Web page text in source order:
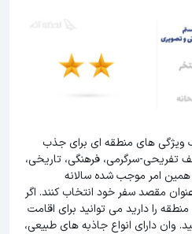
ویژگی های منطقه ای برای جذب
تفریحی-سرگرمی، فرهنگی، تاریخی،
همین امر موجب شده سالانه
مقصد سفر خود انتخاب کنند. اگر
را دارید می توانید برای اقامت
وان دارای انواع جاذبه های طبیعی،